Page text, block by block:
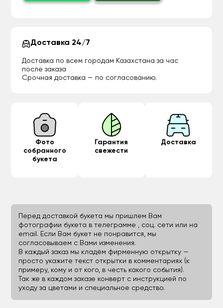
Доставка 24/7
Доставка по всем городам Казахстана за час
после заказа
Срочная доставка — по согласованию.
Фото
собранного
букета
Гарантия
свежести
Доставка
Перед доставкой букета мы пришлем Вам
фотографии букета в телеграмме , соц. сети или на
email. Если Вам букет не понравится, мы
согласовываем с Вами изменения.
В каждый заказ мы кладём фирменную открытку —
просто укажите текст открытки в комментариях (к
примеру, кому и от кого, в честь какого события).
Так же в каждом заказе конверт с инструкцией по
уходу за цветами и специальное средство.